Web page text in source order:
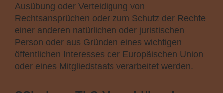
Ausübung oder Verteidigung von
Rechtsansprüchen oder zum Schutz der Rechte
einer anderen natürlichen oder juristischen
Person oder aus Gründen eines wichtigen
öffentlichen Interesses der Europäischen Union
oder eines Mitgliedstaats verarbeitet werden.